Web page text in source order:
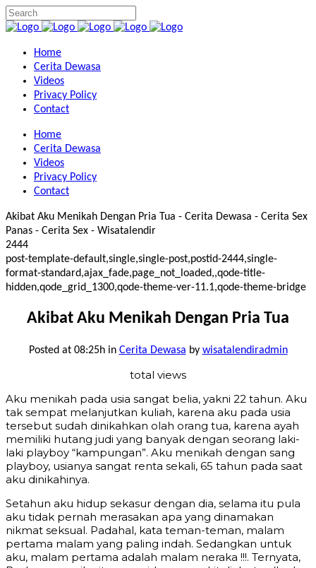
Home
Cerita Dewasa
Videos
Privacy Policy
Contact
Home
Cerita Dewasa
Videos
Privacy Policy
Contact
Akibat Aku Menikah Dengan Pria Tua - Cerita Dewasa - Cerita Sex
Panas - Cerita Sex - Wisatalendir
2444
post-template-default,single,single-post,postid-2444,single-
format-standard,ajax_fade,page_not_loaded,,qode-title-
hidden,qode_grid_1300,qode-theme-ver-11.1,qode-theme-bridge
Akibat Aku Menikah Dengan Pria Tua
Posted at 08:25hin Cerita Dewasa by wisatalendiradmin
total views
Aku menikah pada usia sangat belia, yakni 22 tahun. Aku
tak sempat melanjutkan kuliah, karena aku pada usia
tersebut sudah dinikahkan olah orang tua, karena ayah
memiliki hutang judi yang banyak dengan seorang laki-
laki playboy “kampungan”. Aku menikah dengan sang
playboy, usianya sangat renta sekali, 65 tahun pada saat
aku dinikahinya.
Setahun aku hidup sekasur dengan dia, selama itu pula
aku tidak pernah merasakan apa yang dinamakan
nikmat seksual. Padahal, kata teman-teman, malam
pertama malam yang paling indah. Sedangkan untuk
aku, malam pertama adalah malam neraka !!!. Ternyata,